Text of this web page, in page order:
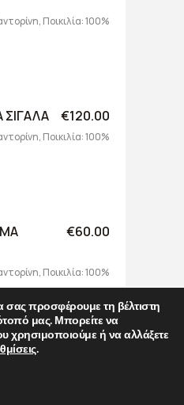
Ποικιλία: 100%
€120.00
Ποικιλία: 100%
€60.00
Ποικιλία: 100%
Ποικιλίες: 85%
σας προσφέρουμε τη βέλτιστη
μας. Μπορείτε να
χρησιμοποιούμε ή να αλλάξετε
.